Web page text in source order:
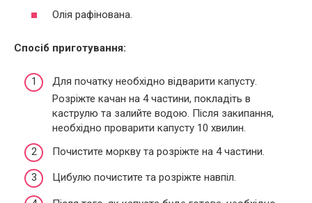
Олія рафінована.
Спосіб приготування:
Для початку необхідно відварити капусту.
Розріжте качан на 4 частини, покладіть в
каструлю та залийте водою. Після закипання,
необхідно проварити капусту 10 хвилин.
Почистите моркву та розріжте на 4 частини.
Цибулю почистите та розріжте навпіл.